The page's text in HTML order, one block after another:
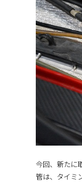
今回、新たに
管は、タイミ